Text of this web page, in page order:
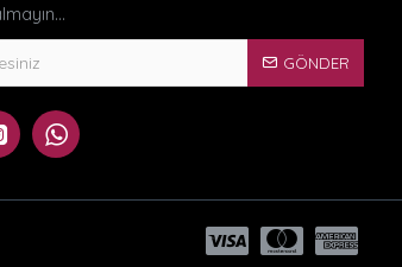
GÖNDER